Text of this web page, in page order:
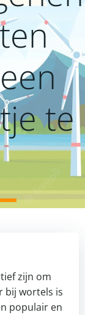
te
zijn om
bij wortels is
populair en